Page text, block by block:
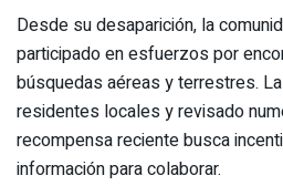
Desde su desaparición, la
participado en esfuerzos por
búsquedas aéreas y terrestres.
residentes locales y revisado
recompensa reciente busca
información para colaborar.